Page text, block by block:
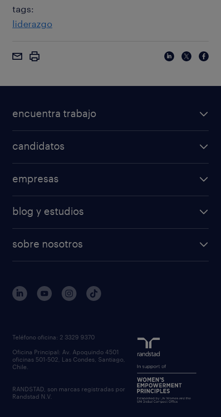
tags:
liderazgo
encuentra trabajo
candidatos
empresas
blog y estudios
sobre nosotros
Teléfono oficina: 2 3329 9370
Oficina Principal: Av. Apoquindo 4501
oficinas 501-502, Las Condes, Santiago,
Chile.
RANDSTAD, son marcas registradas por
Randstad N.V.